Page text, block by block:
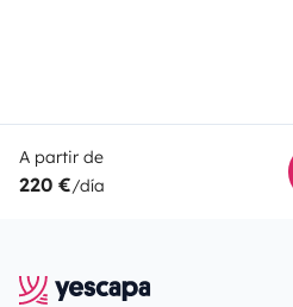
A partir de
220 €/día